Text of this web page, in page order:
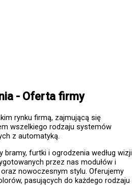
- Oferta firmy
rynku firmą, zajmującą się
wszelkiego rodzaju systemów
z automatyką.
furtki i ogrodzenia według wizji
przez nas modułów i
nowoczesnym stylu. Oferujemy
pasujących do każdego rodzaju